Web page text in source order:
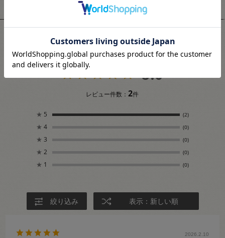
ユーザーレビュー
5.0
レビュー件数：2件
★ 5 (2)
★ 4 (0)
★ 3 (0)
★ 2 (0)
★ 1 (0)
絞り込み 表示：新しい順
2026.2.10